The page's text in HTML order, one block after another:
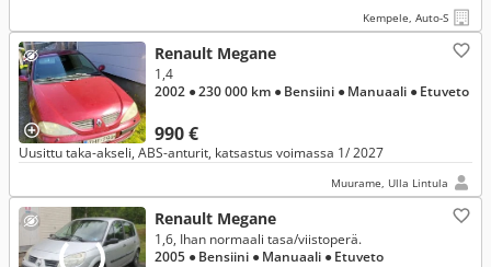
Kempele, Auto-S
Renault Megane
990 €
1,4
2002 ● 230 000 km ● Bensiini ● Manuaali ● Etuveto
Uusittu taka-akseli, ABS-anturit, katsastus voimassa 1/ 2027
Muurame, Ulla Lintula
Renault Megane
1,6, Ihan normaali tasa/viistoperä.
2005 ● Bensiini ● Manuaali ● Etuveto